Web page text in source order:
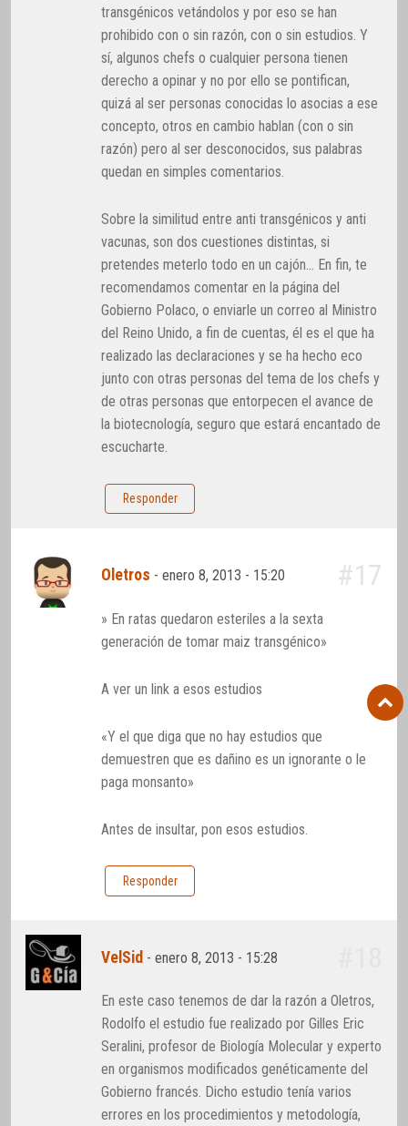
transgénicos vetándolos y por eso se han
prohibido con o sin razón, con o sin estudios. Y
sí, algunos chefs o cualquier persona tienen
derecho a opinar y no por ello se pontifican,
quizá al ser personas conocidas lo asocias a ese
concepto, otros en cambio hablan (con o sin
razón) pero al ser desconocidos, sus palabras
quedan en simples comentarios.
Sobre la similitud entre anti transgénicos y anti
vacunas, son dos cuestiones distintas, si
pretendes meterlo todo en un cajón… En fin, te
recomendamos comentar en la página del
Gobierno Polaco, o enviarle un correo al Ministro
del Reino Unido, a fin de cuentas, él es el que ha
realizado las declaraciones y se ha hecho eco
junto con otras personas del tema de los chefs y
de otras personas que entorpecen el avance de
la biotecnología, seguro que estará encantado de
escucharte.
Responder
Oletros -enero 8, 2013 - 15:20 #17
» En ratas quedaron esteriles a la sexta
generación de tomar maiz transgénico»
A ver un link a esos estudios
«Y el que diga que no hay estudios que
demuestren que es dañino es un ignorante o le
paga monsanto»
Antes de insultar, pon esos estudios.
Responder
VelSid -enero 8, 2013 - 15:28
En este caso tenemos de dar la razón a Oletros,
Rodolfo el estudio fue realizado por Gilles Eric
Seralini, profesor de Biología Molecular y experto
en organismos modificados genéticamente del
Gobierno francés. Dicho estudio tenía varios
errores en los procedimientos y metodología,